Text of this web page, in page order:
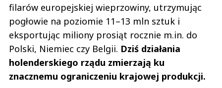
filarów europejskiej wieprzowiny, utrzymując
pogłowie na poziomie 11–13 mln sztuk i
eksportując miliony prosiąt rocznie m.in. do
Polski, Niemiec czy Belgii. Dziś działania
holenderskiego rządu zmierzają ku
znacznemu ograniczeniu krajowej produkcji.